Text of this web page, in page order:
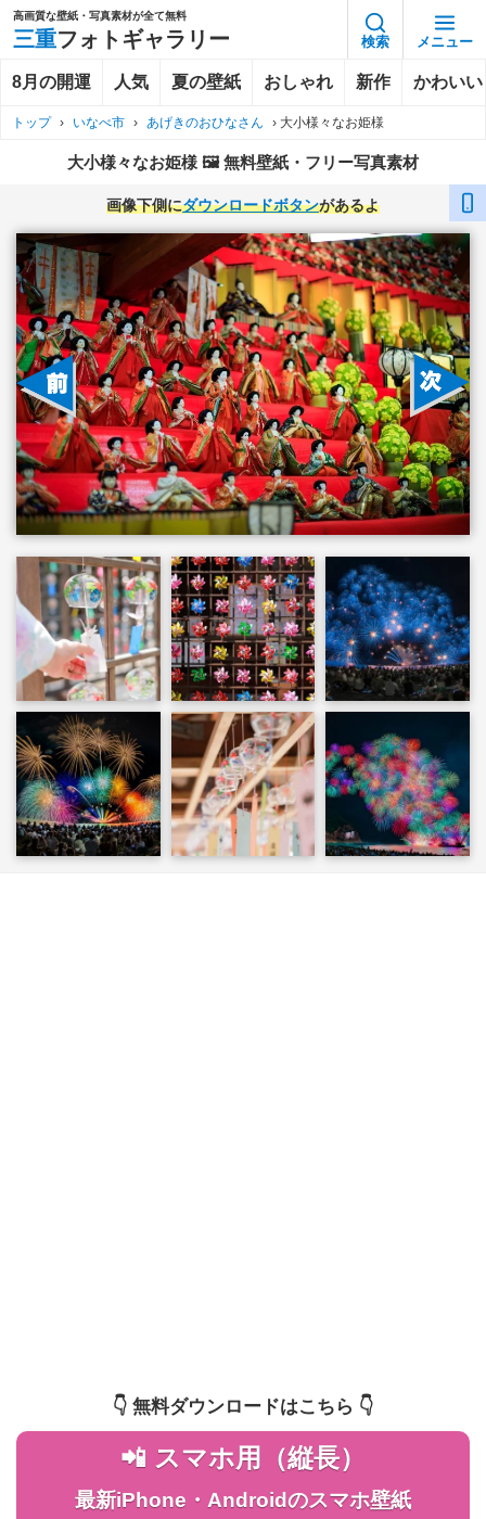
高画質な壁紙・写真素材が全て無料
三重フォトギャラリー 検索 メニュー
8月の開運 人気 夏の壁紙 おしゃれ 新作 かわいい
トップ › いなべ市 › あげきのおひなさん › 大小様々なお姫様
大小様々なお姫様 🖼️ 無料壁紙・フリー写真素材
画像下側にダウンロードボタンがあるよ
👇️ 無料ダウンロードはこちら 👇️
📲 スマホ用（縦長）
最新iPhone・Androidのスマホ壁紙